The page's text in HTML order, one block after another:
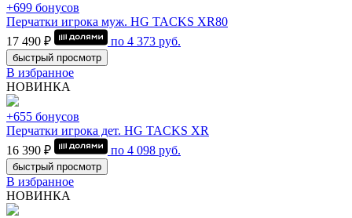
+699 бонусов
Перчатки игрока муж. HG TACKS XR80
17 490 ₽
по 4 373 руб.
быстрый просмотр
В избранное
НОВИНКА
+655 бонусов
Перчатки игрока дет. HG TACKS XR
16 390 ₽
по 4 098 руб.
быстрый просмотр
В избранное
НОВИНКА